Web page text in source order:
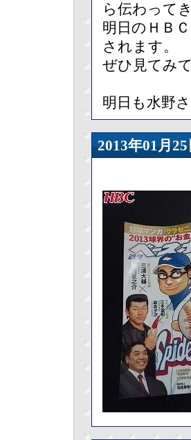
ら伝わって
明日のＨＢ
されます。
ぜひ見てみ
明日も水野
2013年01